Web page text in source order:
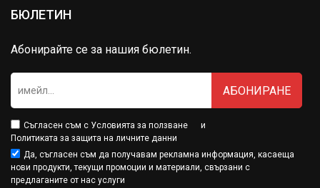
БЮЛЕТИН
Абонирайте се за нашия бюлетин.
АБОНИРАНЕ
Съгласен съм с Условията за ползване
и
Политиката за защита на личните данни
Да, съгласен съм да получавам рекламна информация, касаеща
нови продукти, текущи промоции и материали, свързани с
предлаганите от нас услуги